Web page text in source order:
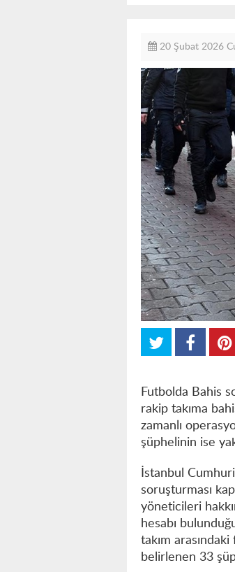
20 Şubat 2026
Futbolda Bahis
rakip takıma
zamanlı
şüphelinin ise
İstanbul
soruşturması
yöneticileri
hesabı
takım arasındaki
belirlenen 33